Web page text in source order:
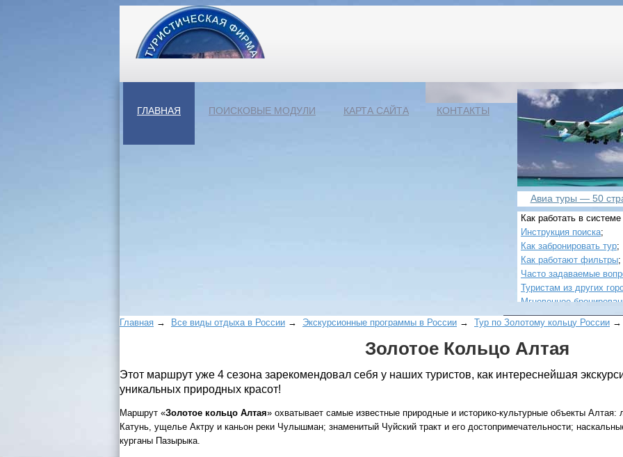
ГЛАВНАЯ ПОИСКОВЫЕ МОДУЛИ КАРТА САЙТА КОНТАКТЫ
Авиа туры — 50
Как работать в
Инструкция поиска;
Как забронировать тур;
Как работают фильтры;
Часто задаваемые
Туристам из других
Мгновенное
Все виды отдыха
Главная → Все виды отдыха в России → Экскурсионные программы в России → Тур по Золотому кольцу России →
Золотое Кольцо Алтая
Этот маршрут уже 4 сезона зарекомендовал себя у наших туристов, как интереснейшая
уникальных природных красот!
Маршрут «Золотое кольцо Алтая» охватывает самые известные природные и историко-культурные объекты Алтая:
Катунь, ущелье Актру и каньон реки Чулышман; знаменитый Чуйский тракт и его достопримечательности;
курганы Пазырыка.